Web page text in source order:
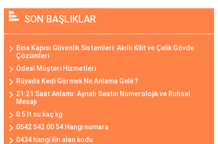
SON BAŞLIKLAR
Bina Kapısı Güvenlik Sistemleri: Akıllı Kilit ve Çelik Gövde
Çözümleri
Ödeal Müşteri Hizmetleri
Rüyada Kedi Görmek Ne Anlama Gelir?
21:21 Saat Anlamı: Aynalı Saatin Numerolojik ve Ruhsal
Mesajı
0 5 lt su kaç kg
0542 542 00 54 Hangi numara
0434 hangi ilin alan kodu